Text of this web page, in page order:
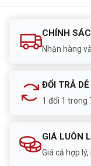
CHÍNH
Nhận hàng
ĐỔI TRẢ
1 đổi 1 trong
GIÁ LUÔN
Giá cả hợp